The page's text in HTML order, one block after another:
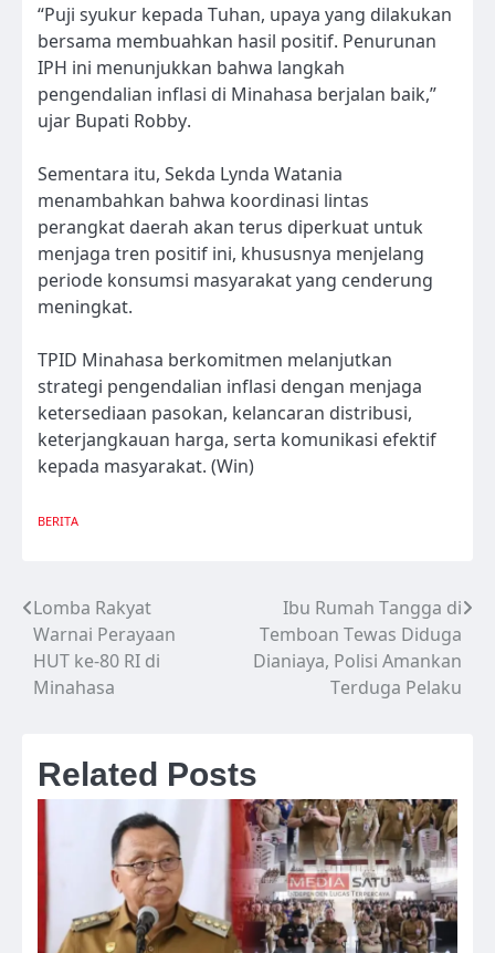
“Puji syukur kepada Tuhan, upaya yang dilakukan
bersama membuahkan hasil positif. Penurunan
IPH ini menunjukkan bahwa langkah
pengendalian inflasi di Minahasa berjalan baik,”
ujar Bupati Robby.
Sementara itu, Sekda Lynda Watania
menambahkan bahwa koordinasi lintas
perangkat daerah akan terus diperkuat untuk
menjaga tren positif ini, khususnya menjelang
periode konsumsi masyarakat yang cenderung
meningkat.
TPID Minahasa berkomitmen melanjutkan
strategi pengendalian inflasi dengan menjaga
ketersediaan pasokan, kelancaran distribusi,
keterjangkauan harga, serta komunikasi efektif
kepada masyarakat. (Win)
BERITA
Navigasi
pos
Lomba Rakyat
Warnai Perayaan
HUT ke-80 RI di
Minahasa
Ibu Rumah Tangga di
Temboan Tewas Diduga
Dianiaya, Polisi Amankan
Terduga Pelaku
Related Posts